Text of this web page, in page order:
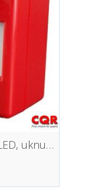
Manuell melder med LED, uknuselig glass